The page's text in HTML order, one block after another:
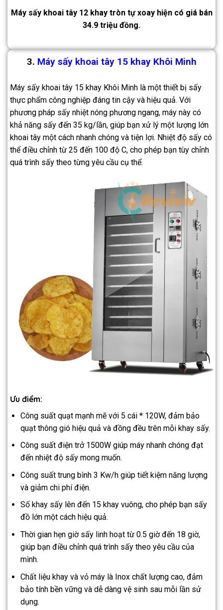
Máy sấy khoai tây 12 khay tròn tự xoay hiện có giá bán
34.9 triệu đồng.
3. Máy sấy khoai tây 15 khay Khôi Minh
Máy sấy khoai tây 15 khay Khôi Minh là một thiết bị sấy
thực phẩm công nghiệp đáng tin cậy và hiệu quả. Với
phương pháp sấy nhiệt nóng phương ngang, máy này có
khả năng sấy đến 35 kg/lần, giúp bạn xử lý một lượng lớn
khoai tây một cách nhanh chóng và tiện lợi. Nhiệt độ sấy có
thể điều chỉnh từ 25 đến 100 độ C, cho phép bạn tùy chỉnh
quá trình sấy theo từng yêu cầu cụ thể.
Ưu điểm:
Công suất quạt mạnh mẽ với 5 cái * 120W, đảm bảo
quạt thông gió hiệu quả và đồng đều trên mỗi khay sấy.
Công suất điện trở 1500W giúp máy nhanh chóng đạt
đến nhiệt độ sấy mong muốn.
Công suất trung bình 3 Kw/h giúp tiết kiệm năng lượng
và giảm chi phí điện.
Số khay sấy lên đến 15 khay vuông, cho phép bạn sấy
đồ lớn một cách hiệu quả.
Thời gian hẹn giờ sấy linh hoạt từ 0.5 giờ đến 18 giờ,
giúp bạn điều chỉnh quá trình sấy theo yêu cầu của
mình.
Chất liệu khay và vỏ máy là Inox chất lượng cao, đảm
bảo tính bền vững và dễ dàng vệ sinh sau mỗi lần sử
dụng.